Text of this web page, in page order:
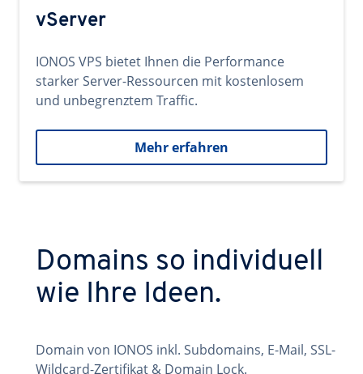
vServer
IONOS VPS bietet Ihnen die Performance
starker Server-Ressourcen mit kostenlosem
und unbegrenztem Traffic.
Mehr erfahren
Domains so individuell
wie Ihre Ideen.
Domain von IONOS inkl. Subdomains, E-Mail, SSL-
Wildcard-Zertifikat & Domain Lock.